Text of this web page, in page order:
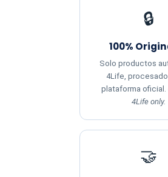
🔒
100%
Solo productos
4Life,
plataforma oficial.
4Life only.
🤝